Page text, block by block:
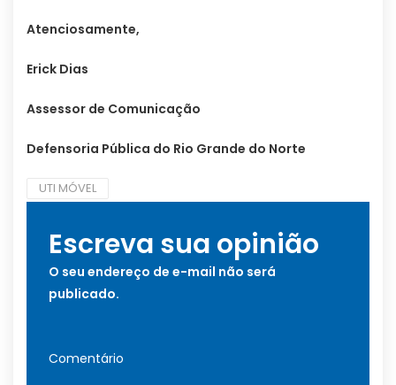
Atenciosamente,
Erick Dias
Assessor de Comunicação
Defensoria Pública do Rio Grande do Norte
UTI MÓVEL
Escreva sua opinião
O seu endereço de e-mail não será
publicado.
Comentário